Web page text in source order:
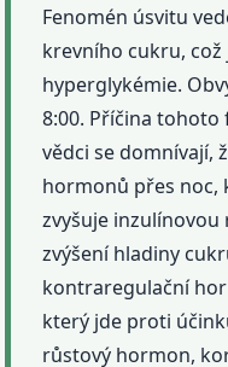
Fenomén úsvitu
krevního cukru, což
hyperglykémie.
8:00. Příčina
vědci se domnívají,
hormonů přes noc,
zvyšuje inzulínovou
zvýšení hladiny
kontraregulační
který jde proti
růstový hormon,